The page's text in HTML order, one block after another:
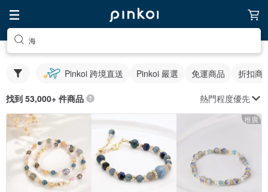
海
Pinkoi 跨境直送 Pinkoi 嚴選 免運商品 折扣商
找到 53,000+ 件商品 熱門程度優先
推廣